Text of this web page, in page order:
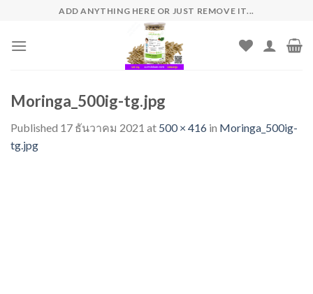
content
ADD ANYTHING HERE OR JUST REMOVE IT...
Moringa_500ig-tg.jpg
Published 17 ธันวาคม 2021 at 500 × 416 in Moringa_500ig-
tg.jpg